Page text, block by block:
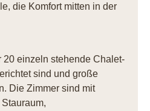
die Komfort mitten in der
20 einzeln stehende Chalet-
sind und große
Die Zimmer sind mit